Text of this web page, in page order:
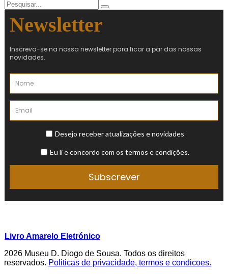
Livro Amarelo Eletrónico
2026 Museu D. Diogo de Sousa. Todos os direitos
reservados. Politicas de privacidade, termos e condicoes.